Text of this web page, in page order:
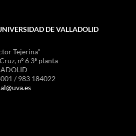
DE VALLADOLID
Tejerina"
nº 6 3ª planta
/ 983 184022